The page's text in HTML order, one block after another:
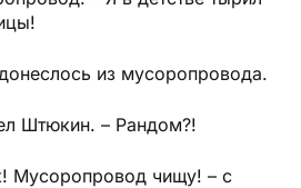
из мусоропровода.
Штюкин. – Рандом?!
Мусоропровод чищу! – с